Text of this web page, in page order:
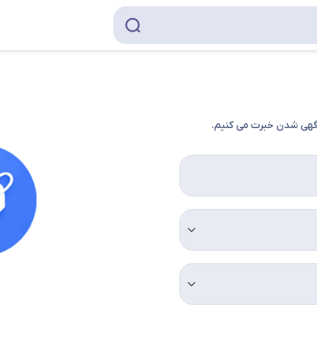
شدن خبرت می کنیم.